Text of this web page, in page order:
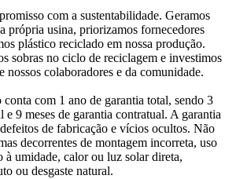
com a sustentabilidade. Geramos
própria usina, priorizamos fornecedores
plástico reciclado em nossa produção.
sobras no ciclo de reciclagem e investimos
nossos colaboradores e da comunidade.
com 1 ano de garantia total, sendo 3
e 9 meses de garantia contratual. A garantia
de fabricação e vícios ocultos. Não
decorrentes de montagem incorreta, uso
à umidade, calor ou luz solar direta,
ou desgaste natural.